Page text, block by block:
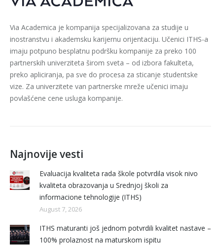
Via Academica je kompanija specijalizovana za studije u
inostranstvu i akademsku karijernu orijentaciju. Učenici ITHS-a
imaju potpuno besplatnu podršku kompanije za preko 100
partnerskih univerziteta širom sveta – od izbora fakulteta,
preko apliciranja, pa sve do procesa za sticanje studentske
vize. Za univerzitete van partnerske mreže učenici imaju
povlašćene cene usluga kompanije.
Najnovije vesti
Evaluacija kvaliteta rada škole potvrdila visok nivo
kvaliteta obrazovanja u Srednjoj školi za
informacione tehnologije (ITHS)
August 7, 2026
ITHS maturanti još jednom potvrdili kvalitet nastave –
100% prolaznost na maturskom ispitu